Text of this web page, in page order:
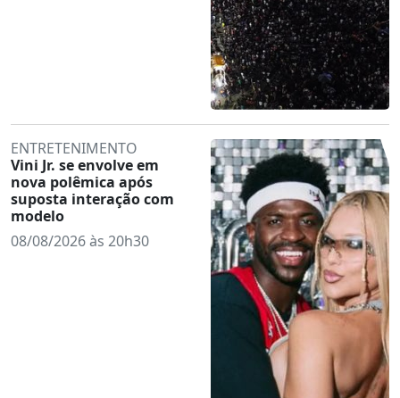
ENTRETENIMENTO
Vini Jr. se envolve em
nova polêmica após
suposta interação com
modelo
08/08/2026 às 20h30